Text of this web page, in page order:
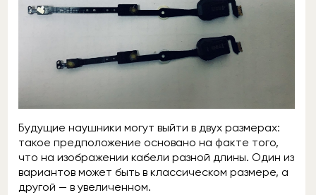
Будущие наушники могут выйти в двух размерах:
такое предположение основано на факте того,
что на изображении кабели разной длины. Один из
вариантов может быть в классическом размере, а
другой — в увеличенном.